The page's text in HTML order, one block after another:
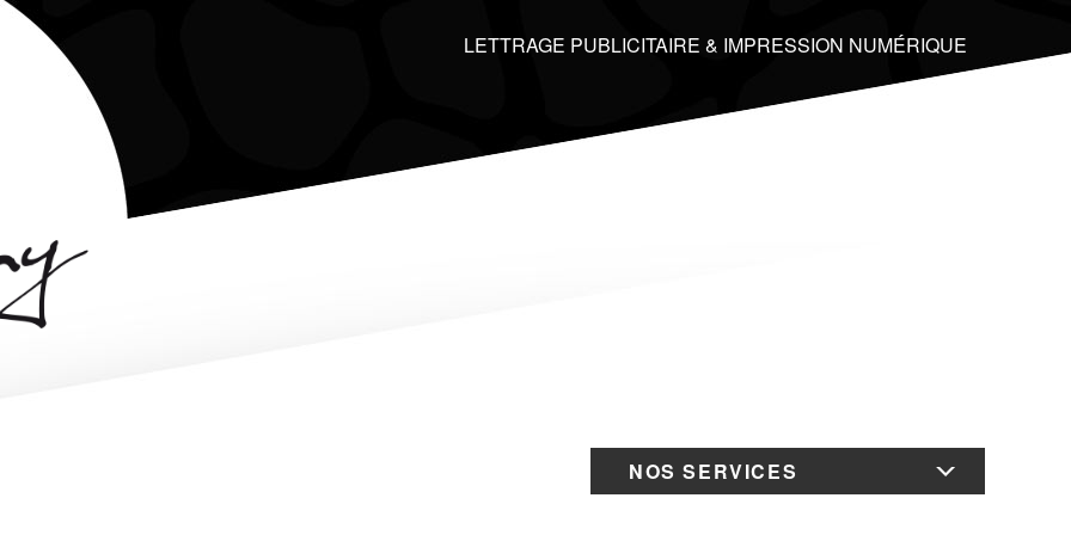
LETTRAGE PUBLICITAIRE & IMPRESSION NUMÉRIQUE
NOS SERVICES